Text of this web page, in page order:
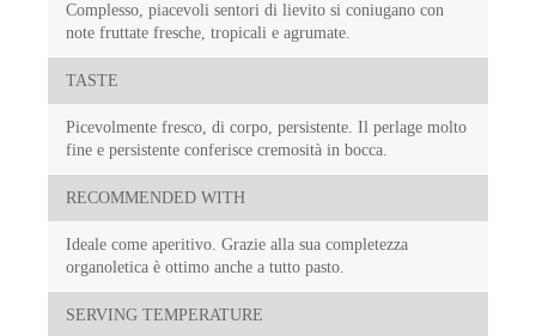
Complesso, piacevoli sentori di lievito si coniugano con
note fruttate fresche, tropicali e agrumate.
TASTE
Picevolmente fresco, di corpo, persistente. Il perlage molto
fine e persistente conferisce cremosità in bocca.
RECOMMENDED WITH
Ideale come aperitivo. Grazie alla sua completezza
organoletica è ottimo anche a tutto pasto.
SERVING TEMPERATURE